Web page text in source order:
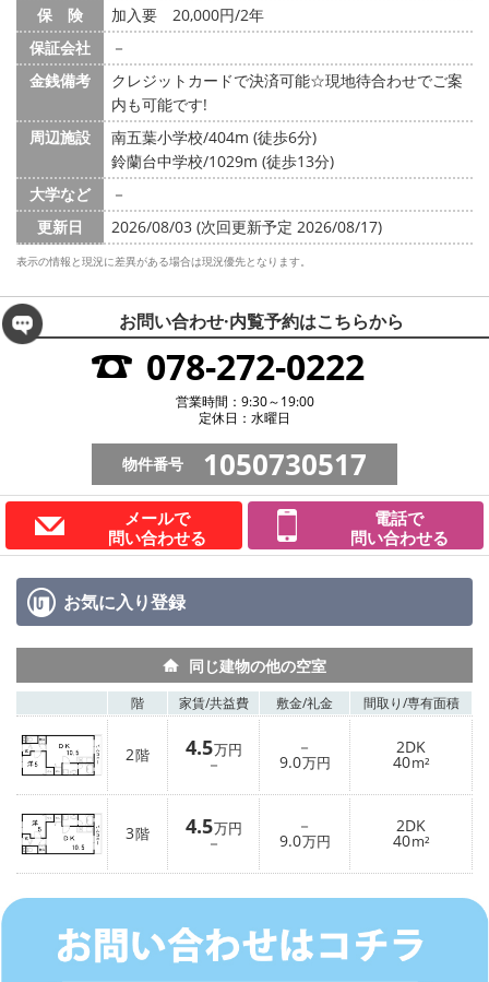
保 険
加入要 20,000円/2年
保証会社
－
金銭備考
クレジットカードで決済可能☆現地待合わせでご案
内も可能です!
周辺施設
南五葉小学校/404m (徒歩6分)
鈴蘭台中学校/1029m (徒歩13分)
大学など
－
更新日
2026/08/03 (次回更新予定 2026/08/17)
表示の情報と現況に差異がある場合は現況優先となります。
お問い合わせ·内覧予約はこちらから
078-272-0222
営業時間：9:30～19:00
定休日：水曜日
物件番号 1050730517
メールで
問い合わせる
電話で
問い合わせる
お気に入り登録
同じ建物の他の空室
階 家賃/共益費 敷金/礼金 間取り/専有面積
2階 4.5万円
－
－
9.0万円
2DK
40m²
3階 4.5万円
－
－
9.0万円
2DK
40m²